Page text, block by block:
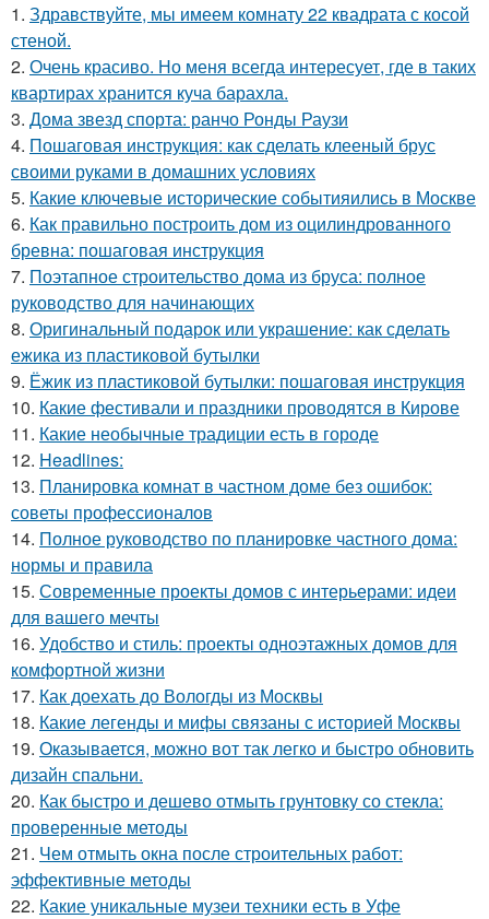
1. Здравствуйте, мы имеем комнату 22 квадрата с косой
стеной.
2. Очень красиво. Но меня всегда интересует, где в таких
квартирах хранится куча барахла.
3. Дома звезд спорта: ранчо Ронды Раузи
4. Пошаговая инструкция: как сделать клееный брус
своими руками в домашних условиях
5. Какие ключевые исторические событияились в Москве
6. Как правильно построить дом из оцилиндрованного
бревна: пошаговая инструкция
7. Поэтапное строительство дома из бруса: полное
руководство для начинающих
8. Оригинальный подарок или украшение: как сделать
ежика из пластиковой бутылки
9. Ёжик из пластиковой бутылки: пошаговая инструкция
10. Какие фестивали и праздники проводятся в Кирове
11. Какие необычные традиции есть в городе
12. Headlines:
13. Планировка комнат в частном доме без ошибок:
советы профессионалов
14. Полное руководство по планировке частного дома:
нормы и правила
15. Современные проекты домов с интерьерами: идеи
для вашего мечты
16. Удобство и стиль: проекты одноэтажных домов для
комфортной жизни
17. Как доехать до Вологды из Москвы
18. Какие легенды и мифы связаны с историей Москвы
19. Оказывается, можно вот так легко и быстро обновить
дизайн спальни.
20. Как быстро и дешево отмыть грунтовку со стекла:
проверенные методы
21. Чем отмыть окна после строительных работ:
эффективные методы
22. Какие уникальные музеи техники есть в Уфе